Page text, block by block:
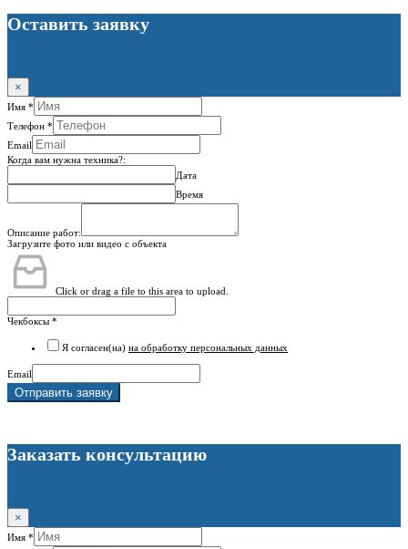
Оставить заявку
×
Имя *
Телефон *
Email
Когда вам нужна техника?:
Дата
Время
Описание работ:
Загрузите фото или видео с объекта
Click or drag a file to this area to upload.
Чекбоксы *
Я согласен(на) на обработку персональных данных
Email
Отправить заявку
Заказать консультацию
×
Имя *